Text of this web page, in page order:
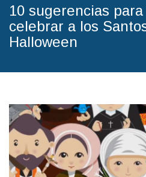
10 sugerencias
celebrar a los
Halloween
31_oct_2.jpg